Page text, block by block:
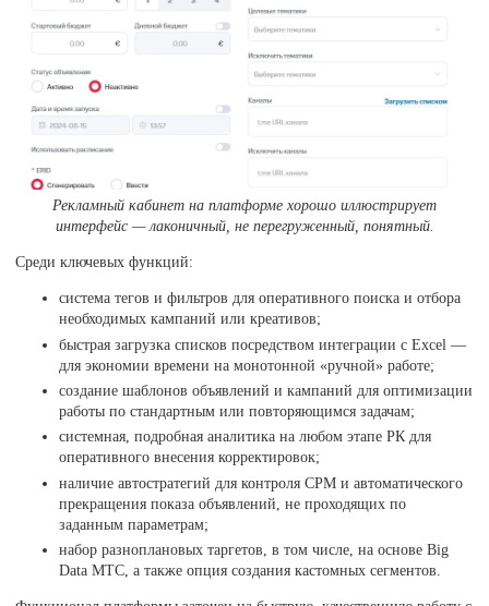
Рекламный кабинет на платформе хорошо иллюстрирует
интерфейс — лаконичный, не перегруженный, понятный.
Среди ключевых функций:
система тегов и фильтров для оперативного поиска и отбора
необходимых кампаний или креативов;
быстрая загрузка списков посредством интеграции с Excel —
для экономии времени на монотонной «ручной» работе;
создание шаблонов объявлений и кампаний для оптимизации
работы по стандартным или повторяющимся задачам;
системная, подробная аналитика на любом этапе РК для
оперативного внесения корректировок;
наличие автостратегий для контроля CPM и автоматического
прекращения показа объявлений, не проходящих по
заданным параметрам;
набор разноплановых таргетов, в том числе, на основе Big
Data MTC, а также опция создания кастомных сегментов.